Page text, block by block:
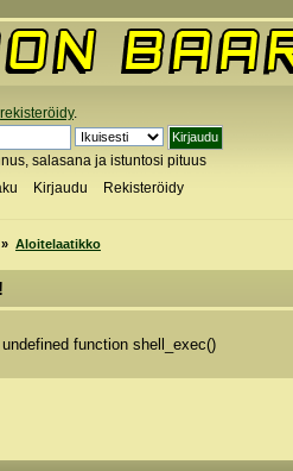
rekisteröidy.
salasana ja istuntosi pituus
Kirjaudu Rekisteröidy
» Aloitelaatikko
function shell_exec()